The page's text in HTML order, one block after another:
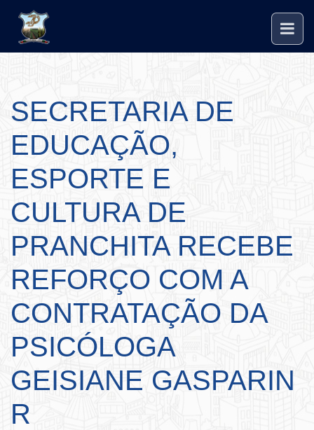
SECRETARIA DE
EDUCAÇÃO,
ESPORTE E
CULTURA DE
PRANCHITA RECEBE
REFORÇO COM A
CONTRATAÇÃO DA
PSICÓLOGA
GEISIANE GASPARIN
R